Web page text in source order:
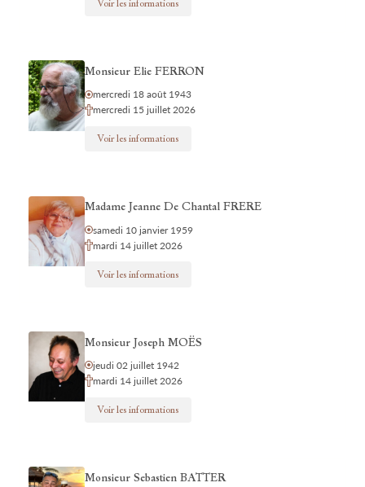
Voir les informations
Monsieur Elie FERRON
mercredi 18 août 1943
mercredi 15 juillet 2026
Voir les informations
Madame Jeanne De Chantal FRERE
samedi 10 janvier 1959
mardi 14 juillet 2026
Voir les informations
Monsieur Joseph MOËS
jeudi 02 juillet 1942
mardi 14 juillet 2026
Voir les informations
Monsieur Sebastien BATTER